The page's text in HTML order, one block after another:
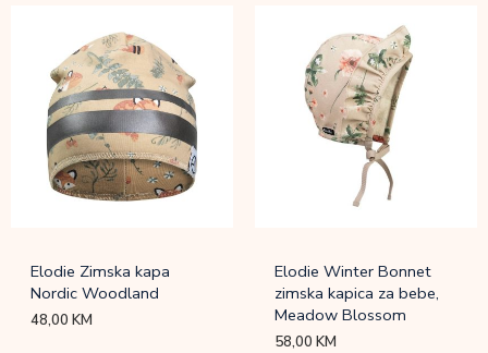
Elodie Zimska kapa
Nordic Woodland
48,00KM
Elodie Winter Bonnet
zimska kapica za bebe,
Meadow Blossom
58,00KM